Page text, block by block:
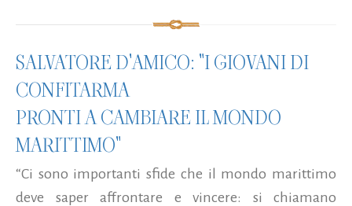
SALVATORE D'AMICO: "I GIOVANI DI
CONFITARMA
PRONTI A CAMBIARE IL MONDO
MARITTIMO"
“Ci sono importanti sfide che il mondo marittimo
deve saper affrontare e vincere: si chiamano